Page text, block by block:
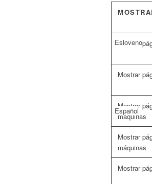
Esloveno
Español
máquinas
máquinas